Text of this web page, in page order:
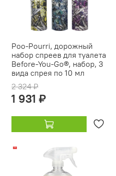
Poo-Pourri, дорожный
набор спреев для туалета
Before-You-Go®, набор, 3
вида спрея по 10 мл
2 324 ₽
1 931 ₽
-17%